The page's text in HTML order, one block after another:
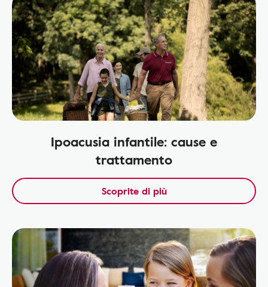
Ipoacusia infantile: cause e
trattamento
Scoprite di più